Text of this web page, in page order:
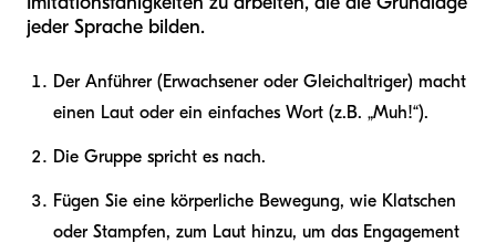
jeder Sprache bilden.
Der Anführer (Erwachsener oder Gleichaltriger) macht
einen Laut oder ein einfaches Wort (z.B. „Muh!“).
Die Gruppe spricht es nach.
Fügen Sie eine körperliche Bewegung, wie Klatschen
oder Stampfen, zum Laut hinzu, um das Engagement